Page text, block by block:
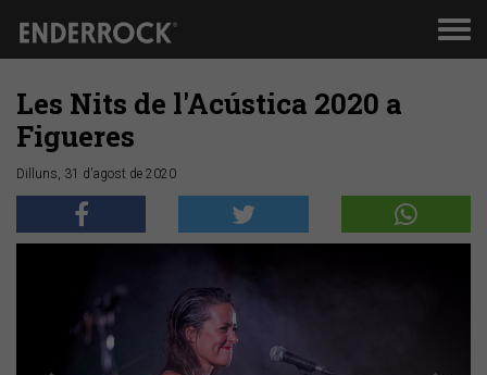
Les Nits de l'Acústica 2020 a
Figueres
Dilluns, 31 d'agost de 2020
Anterior